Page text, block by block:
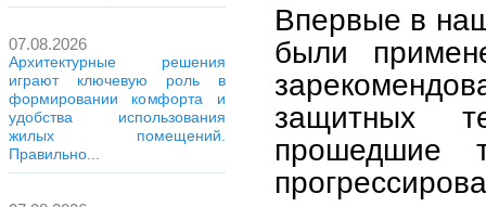
07.08.2026
Архитектурные решения
играют ключевую роль в
формировании комфорта и
удобства использования
жилых помещений.
Правильно...
Впервые в
были
защитных
прошедшие